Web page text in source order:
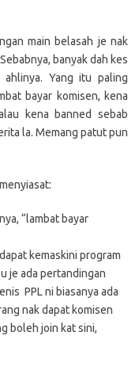
main belasah je nak
banyak dah kes
Yang itu paling
bayar komisen, kena
kena banned sebab
la. Memang patut pun
“lambat bayar
kemaskini program
je ada pertandingan
PPL ni biasanya ada
nak dapat komisen
boleh join kat sini,